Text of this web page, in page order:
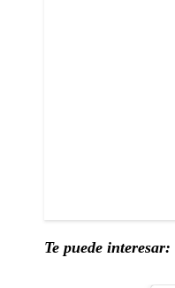
Te puede interesar: